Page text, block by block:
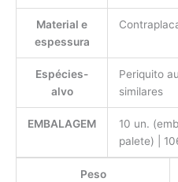
Material e
espessura
Espécies-
alvo
Periquito
similares
EMBALAGEM
10 un.
palete) |
Peso